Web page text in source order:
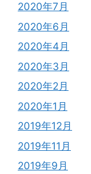
2020年7月
2020年6月
2020年4月
2020年3月
2020年2月
2020年1月
2019年12月
2019年11月
2019年9月